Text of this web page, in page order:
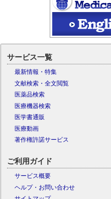
サービス一覧
最新情報・特集
文献検索・全文閲覧
医薬品検索
医療機器検索
医学書通販
医療動画
著作権許諾サービス
ご利用ガイド
サービス概要
ヘルプ・お問い合わせ